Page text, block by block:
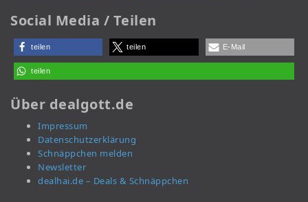
Social Media / Teilen
teilen teilen E-Mail
teilen
Über dealgott.de
Impressum
Datenschutzerklärung
Schnäppchen melden
Newsletter
dealhai.de – Deals & Schnäppchen